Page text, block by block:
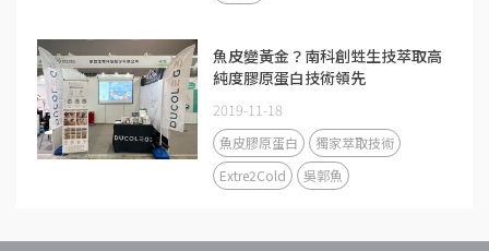
魚皮變黃金？南科創甡生技萃取高
純度膠原蛋白技術領先
2019-11-18
魚皮膠原蛋白
獨家萃取技術
Extre2Cold
吳郭魚